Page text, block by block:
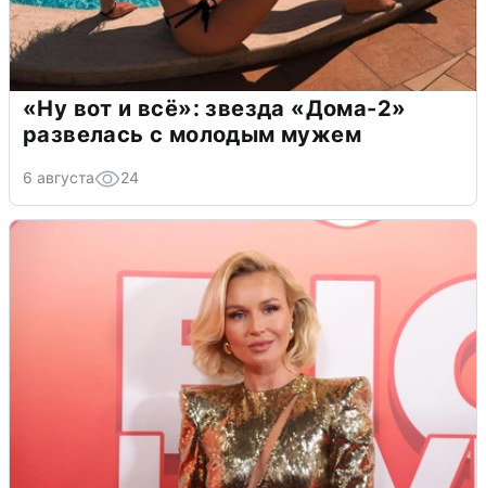
«Ну вот и всё»: звезда «Дома-2»
развелась с молодым мужем
6 августа 24